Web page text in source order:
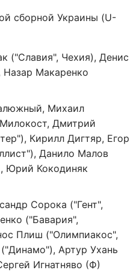
сборной Украины (U-
("Славия", Чехия), Денис
Макаренко
Михаил
Дмитрий
Кирилл Дигтяр, Егор
Данило Малов
Юрий Кокодиняк
Сорока ("Гент",
("Бавария",
Плиш ("Олимпиакос",
Артур Ухань
Игнатняво (Ф)